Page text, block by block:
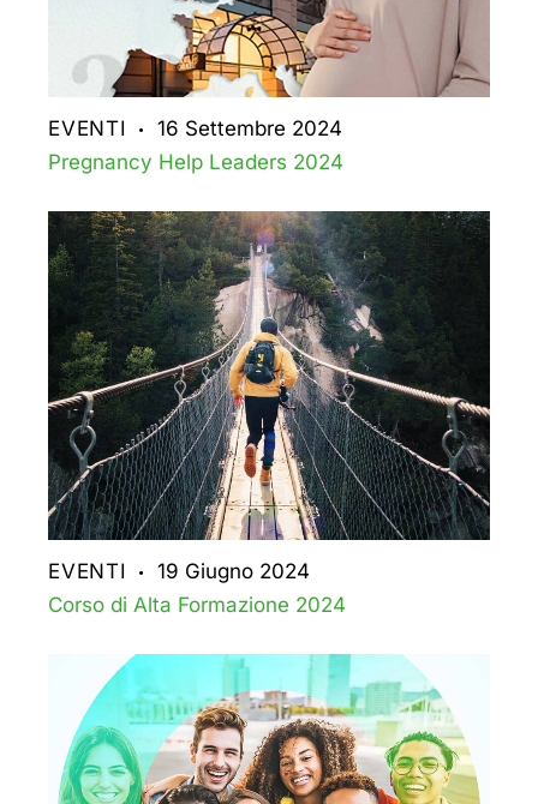
EVENTI
16 Settembre 2024
Pregnancy Help Leaders 2024
EVENTI
19 Giugno 2024
Corso di Alta Formazione 2024